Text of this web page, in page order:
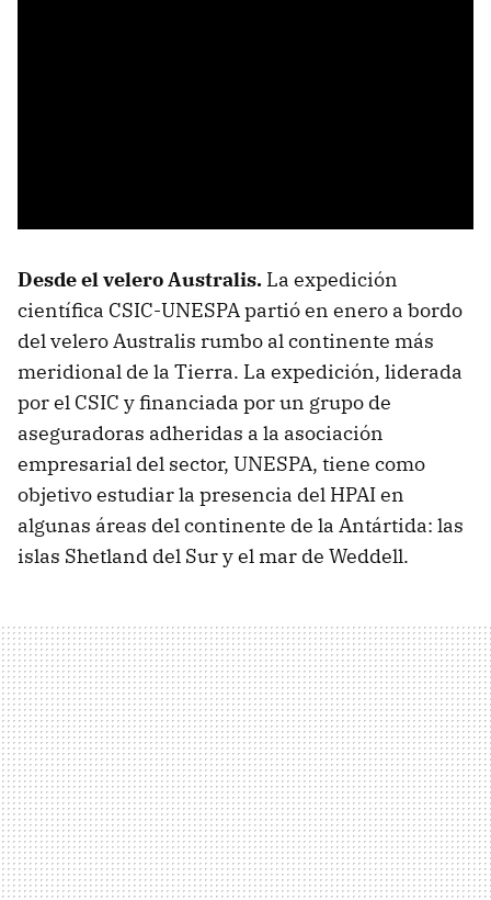
Desde el velero Australis. La expedición
científica CSIC-UNESPA partió en enero a bordo
del velero Australis rumbo al continente más
meridional de la Tierra. La expedición, liderada
por el CSIC y financiada por un grupo de
aseguradoras adheridas a la asociación
empresarial del sector, UNESPA, tiene como
objetivo estudiar la presencia del HPAI en
algunas áreas del continente de la Antártida: las
islas Shetland del Sur y el mar de Weddell.